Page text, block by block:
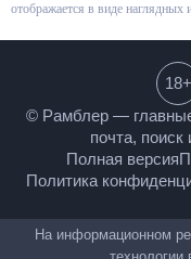
многое другое. Погода в
© Рамблер —
гороскопы, почта,
Полная версия
18+